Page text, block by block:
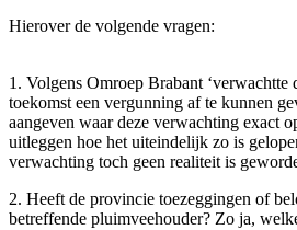
Hierover de volgende vragen:
1. Volgens Omroep Brabant ‘verwachtte
toekomst een vergunning af te kunnen
aangeven waar deze verwachting exact
uitleggen hoe het uiteindelijk zo is
verwachting toch geen realiteit is
2. Heeft de provincie toezeggingen of
betreffende pluimveehouder? Zo ja,